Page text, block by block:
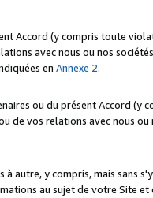
Accord (y compris toute
avec nous ou nos
en Annexe 2.
ou du présent Accord (y
de vos relations avec nous
autre, y compris, mais sans
au sujet de votre Site